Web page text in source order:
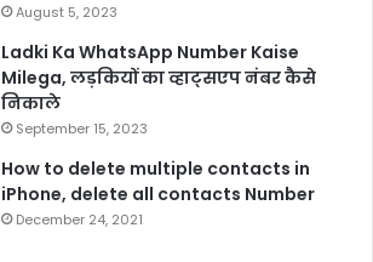
August 5, 2023
Ladki Ka WhatsApp Number Kaise
Milega, लड़कियों का व्हाट्सएप नंबर कैसे
निकाले
September 15, 2023
How to delete multiple contacts in
iPhone, delete all contacts Number
December 24, 2021